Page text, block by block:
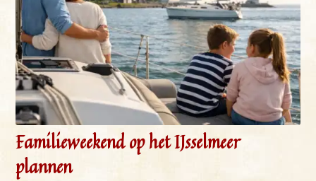
Familieweekend op het IJsselmeer
plannen